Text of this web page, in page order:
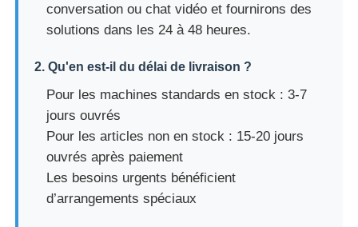
conversation ou chat vidéo et fournirons des
solutions dans les 24 à 48 heures.
2. Qu'en est-il du délai de livraison ?
Pour les machines standards en stock : 3-7
jours ouvrés
Pour les articles non en stock : 15-20 jours
ouvrés après paiement
Les besoins urgents bénéficient
d’arrangements spéciaux